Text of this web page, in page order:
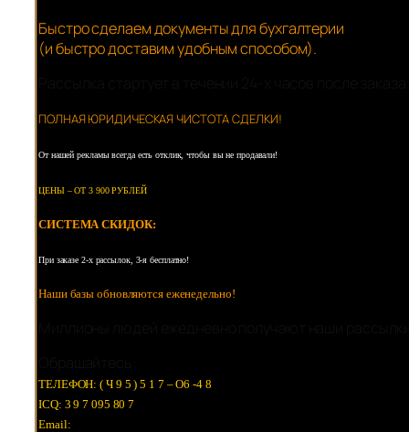
Быстро сделаем документы для бухгалтерии
(и быстро доставим удобным способом).
ПОЛНАЯ ЮРИДИЧЕСКАЯ ЧИСТОТА СДЕЛКИ!
От нашей рекламы всегда есть отклик, чтобы вы не продавали!
ЦЕНЫ – ОТ 3 900 РУБЛЕЙ
СИСТЕМА СКИДОК:
При заказе 2-х рассылок, 3-я бесплатно!
Наши базы обновляются еженедельно!
ТЕЛЕФОН: ( Ч 9 5 ) 5 1 7 – O6 -4 8
ICQ: 3 9 7 095 80 7
Email: